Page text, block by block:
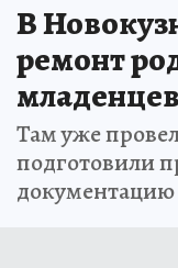
В
ремонт
младенцев
Там уже
подготовили
документацию